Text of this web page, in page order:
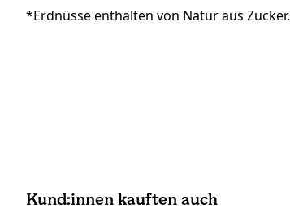
*Erdnüsse enthalten von Natur aus Zucker.
Kund:innen kauften auch